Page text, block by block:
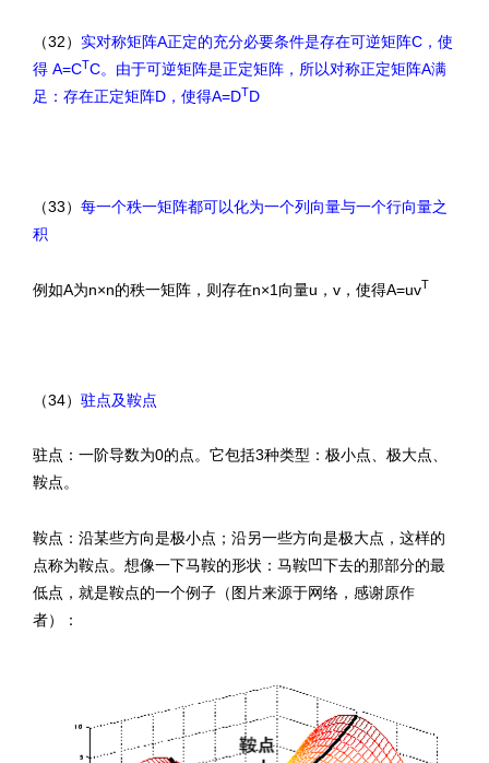
（32） 实对称矩阵A正定的充分必要条件是存在可逆矩阵C，使
得 A=CTC。由于可逆矩阵是正定矩阵，所以对称正定矩阵A满
足：存在正定矩阵D，使得A=DTD
（33） 每一个秩一矩阵都可以化为一个列向量与一个行向量之
积
例如A为n×n的秩一矩阵，则存在n×1向量u，v，使得A=uvT
（34） 驻点及鞍点
驻点：一阶导数为0的点。它包括3种类型：极小点、极大点、
鞍点。
鞍点：沿某些方向是极小点；沿另一些方向是极大点，这样的
点称为鞍点。想像一下马鞍的形状：马鞍凹下去的那部分的最
低点，就是鞍点的一个例子（图片来源于网络，感谢原作
者）：